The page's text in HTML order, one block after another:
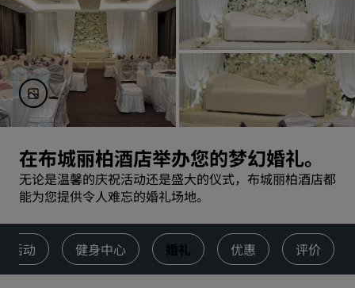
在布城丽柏酒店举办您的梦幻婚礼。
无论是温馨的庆祝活动还是盛大的仪式，布城丽柏酒店都
能为您提供令人难忘的婚礼场地。
活动 健身中心 婚礼 优惠 评价